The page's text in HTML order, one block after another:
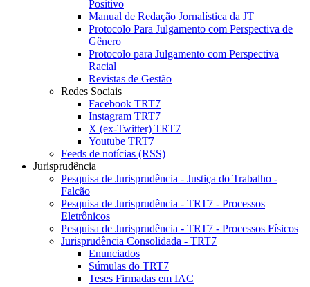
Positivo
Manual de Redação Jornalística da JT
Protocolo Para Julgamento com Perspectiva de
Gênero
Protocolo para Julgamento com Perspectiva
Racial
Revistas de Gestão
Redes Sociais
Facebook TRT7
Instagram TRT7
X (ex-Twitter) TRT7
Youtube TRT7
Feeds de notícias (RSS)
Jurisprudência
Pesquisa de Jurisprudência - Justiça do Trabalho -
Falcão
Pesquisa de Jurisprudência - TRT7 - Processos
Eletrônicos
Pesquisa de Jurisprudência - TRT7 - Processos Físicos
Jurisprudência Consolidada - TRT7
Enunciados
Súmulas do TRT7
Teses Firmadas em IAC